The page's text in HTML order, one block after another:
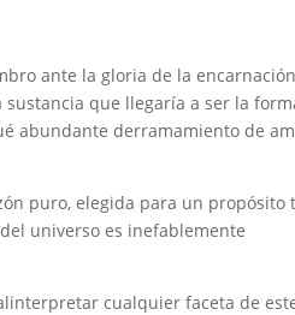
ante la gloria de la
que llegaría a ser la
abundante derramamiento de
puro, elegida para un propósito
universo es inefablemente
cualquier faceta de